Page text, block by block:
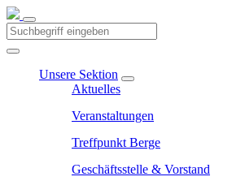
Unsere Sektion
Aktuelles
Veranstaltungen
Treffpunkt Berge
Geschäftsstelle & Vorstand